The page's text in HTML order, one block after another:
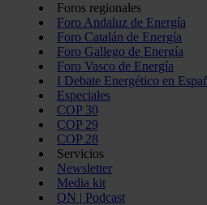
Foros regionales
Foro Andaluz de Energía
Foro Catalán de Energía
Foro Gallego de Energía
Foro Vasco de Energía
I Debate Energético en
Especiales
COP 30
COP 29
COP 28
Servicios
Newsletter
Media kit
ON | Podcast